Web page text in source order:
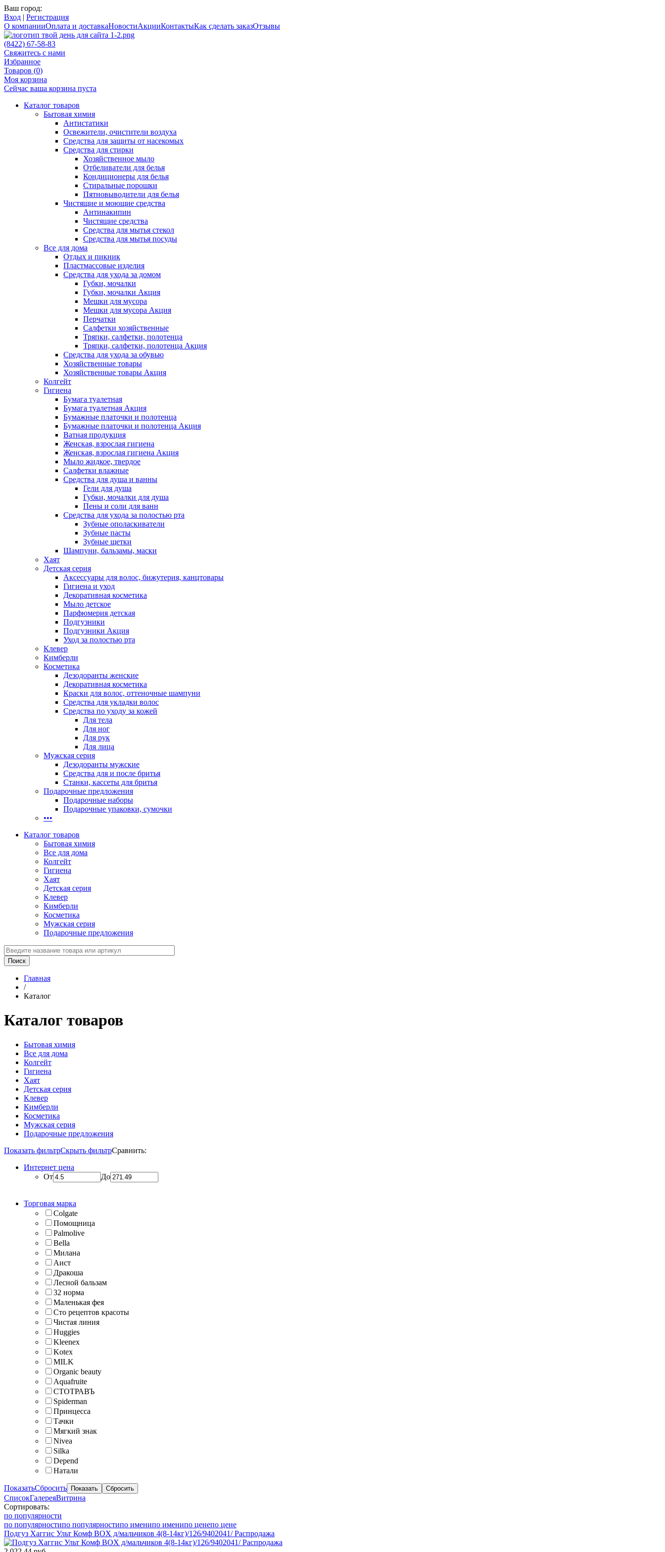
Ваш город:
Вход | Регистрация
О компанииОплата и доставкаНовостиАкцииКонтактыКак сделать заказОтзывы
(8422) 67-58-83
Свяжитесь с нами
Избранное
Товаров (0)
Моя корзина
Сейчас ваша корзина пуста
Каталог товаров
Бытовая химия
Антистатики
Освежители, очистители воздуха
Средства для защиты от насекомых
Средства для стирки
Хозяйственное мыло
Отбеливатели для белья
Кондиционеры для белья
Стиральные порошки
Пятновыводители для белья
Чистящие и моющие средства
Антинакипин
Чистящие средства
Средства для мытья стекол
Средства для мытья посуды
Все для дома
Отдых и пикник
Пластмассовые изделия
Средства для ухода за домом
Губки, мочалки
Губки, мочалки Акция
Мешки для мусора
Мешки для мусора Акция
Перчатки
Салфетки хозяйственные
Тряпки, салфетки, полотенца
Тряпки, салфетки, полотенца Акция
Средства для ухода за обувью
Хозяйственные товары
Хозяйственные товары Акция
Колгейт
Гигиена
Бумага туалетная
Бумага туалетная Акция
Бумажные платочки и полотенца
Бумажные платочки и полотенца Акция
Ватная продукция
Женская, взрослая гигиена
Женская, взрослая гигиена Акция
Мыло жидкое, твердое
Салфетки влажные
Средства для душа и ванны
Гели для душа
Губки, мочалки для душа
Пены и соли для ванн
Средства для ухода за полостью рта
Зубные ополаскиватели
Зубные пасты
Зубные щетки
Шампуни, бальзамы, маски
Хаят
Детская серия
Аксессуары для волос, бижутерия, канцтовары
Гигиена и уход
Декоративная косметика
Мыло детское
Парфюмерия детская
Подгузники
Подгузники Акция
Уход за полостью рта
Клевер
Кимберли
Косметика
Дезодоранты женские
Декоративная косметика
Краски для волос, оттеночные шампуни
Средства для укладки волос
Средства по уходу за кожей
Для тела
Для ног
Для рук
Для лица
Мужская серия
Дезодоранты мужские
Средства для и после бритья
Станки, кассеты для бритья
Подарочные предложения
Подарочные наборы
Подарочные упаковки, сумочки
•••
Каталог товаров
Бытовая химия
Все для дома
Колгейт
Гигиена
Хаят
Детская серия
Клевер
Кимберли
Косметика
Мужская серия
Подарочные предложения
Главная
/
Каталог
Каталог товаров
Бытовая химия
Все для дома
Колгейт
Гигиена
Хаят
Детская серия
Клевер
Кимберли
Косметика
Мужская серия
Подарочные предложения
Показать фильтрСкрыть фильтрСравнить:
Интернет цена
От
До
Торговая марка
Colgate
Помощница
Palmolive
Bella
Милана
Аист
Дракоша
Лесной бальзам
32 норма
Маленькая фея
Сто рецептов красоты
Чистая линия
Huggies
Kleenex
Kotex
MILK
Organic beauty
Aquafruite
СТОТРАВЪ
Spiderman
Принцесса
Тачки
Мягкий знак
Nivea
Silka
Depend
Натали
ПоказатьСбросить
СписокГалереяВитрина
Сортировать:
по популярности
по популярностипо популярностипо именипо именипо ценепо цене
Подгуз Хаггис Ульт Комф BOX д/мальчиков 4(8-14кг)/126/9402041/ Распродажа